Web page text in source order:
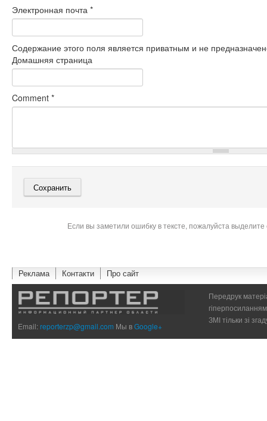
Электронная почта *
Содержание этого поля является приватным и не
Домашняя страница
Comment *
Если вы заметили ошибку в тексте, пожалуйста
Реклама Контакти Про сайт
Email:reporterzp@gmail.com Мы вGoogle+
Передрук
ЗМІ тільки зі